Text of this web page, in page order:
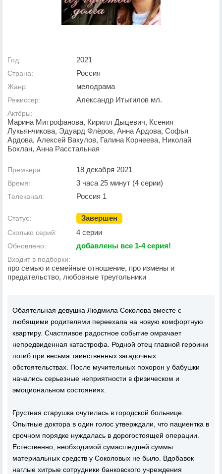
Год: 2021
Страна: Россия
Жанр: мелодрама
Режиссер: Александр Итыгилов мл.
Актёры:
Марина Митрофанова, Кирилл Дыцевич, Ксения
Лукьянчикова, Эдуард Флёров, Анна Ардова, Софья
Ардова, Алексей Вакулов, Галина Корнеева, Николай
Боклан, Анна Расстальная
Премьера: 18 декабря 2021
Время: 3 часа 25 минут (4 серии)
Телеканал: Россия 1
Статус: Завершен
Сколько серий: 4 серии
Обновлено: добавлены все 1-4 серия!
Входит в подборки:
про семью и семейные отношение, про измены и
предательство, любовные треугольники
Обаятельная девушка Людмила Соколова вместе с
любящими родителями переехала на новую комфортную
квартиру. Счастливое радостное событие омрачает
непредвиденная катастрофа. Родной отец главной героини
погиб при весьма таинственных загадочных
обстоятельствах. После мучительных похорон у бабушки
начались серьезные неприятности в физическом и
эмоциональном состояниях.
Грустная старушка очутилась в городской больнице.
Опытные доктора в один голос утверждали, что пациентка в
срочном порядке нуждалась в дорогостоящей операции.
Естественно, необходимой сумасшедшей суммы
материальных средств у Соколовых не было. Вдобавок
наглые хитрые сотрудники банковского учреждения